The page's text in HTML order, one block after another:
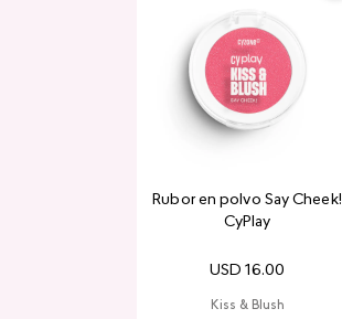
Rubor en polvo Say Cheek!
CyPlay
USD 16.00
Kiss & Blush